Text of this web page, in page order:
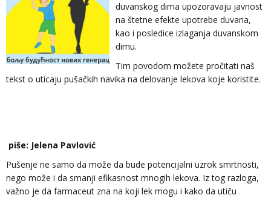
duvanskog dima upozoravaju javnost
na štetne efekte upotrebe duvana,
kao i posledice izlaganja duvanskom
dimu.
Tim povodom možete pročitati naš
tekst o uticaju pušačkih navika na delovanje lekova koje koristite.
piše: Jelena Pavlović
Pušenje ne samo da može da bude potencijalni uzrok smrtnosti,
nego može i da smanji efikasnost mnogih lekova. Iz tog razloga,
važno je da farmaceut zna na koji lek mogu i kako da utiču